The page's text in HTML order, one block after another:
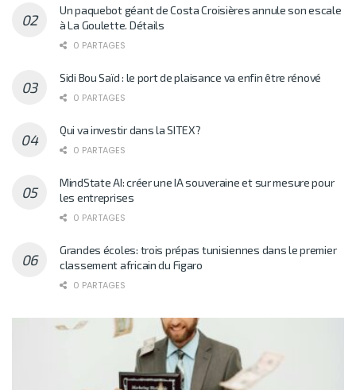
Un paquebot géant de Costa Croisières annule son escale
à La Goulette. Détails
0 PARTAGES
Sidi Bou Saïd : le port de plaisance va enfin être rénové
0 PARTAGES
Qui va investir dans la SITEX?
0 PARTAGES
MindState AI: créer une IA souveraine et sur mesure pour
les entreprises
0 PARTAGES
Grandes écoles: trois prépas tunisiennes dans le premier
classement africain du Figaro
0 PARTAGES